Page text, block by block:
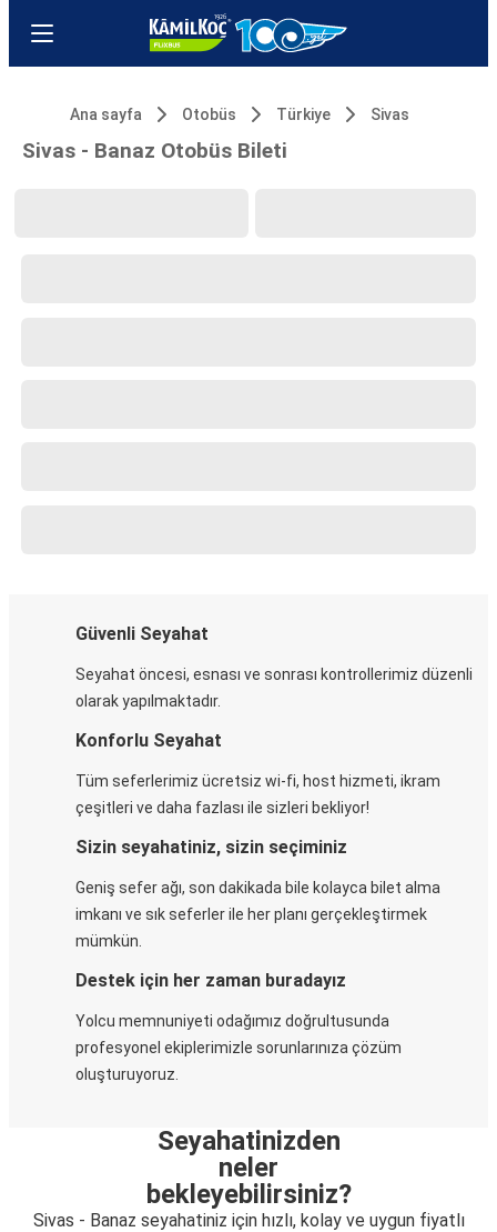
Ana sayfa Otobüs Türkiye Sivas
Sivas - Banaz Otobüs Bileti
Güvenli Seyahat
Seyahat öncesi, esnası ve sonrası kontrollerimiz düzenli
olarak yapılmaktadır.
Konforlu Seyahat
Tüm seferlerimiz ücretsiz wi-fi, host hizmeti, ikram
çeşitleri ve daha fazlası ile sizleri bekliyor!
Sizin seyahatiniz, sizin seçiminiz
Geniş sefer ağı, son dakikada bile kolayca bilet alma
imkanı ve sık seferler ile her planı gerçekleştirmek
mümkün.
Destek için her zaman buradayız
Yolcu memnuniyeti odağımız doğrultusunda
profesyonel ekiplerimizle sorunlarınıza çözüm
oluşturuyoruz.
Seyahatinizden
neler
bekleyebilirsiniz?
Sivas - Banaz seyahatiniz için hızlı, kolay ve uygun fiyatlı